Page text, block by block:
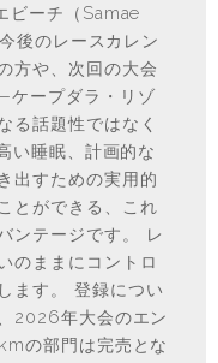
ビーチ（Samae
後のレースカレン
方や、次回の大会
ケープダラ・リゾ
る話題性ではなく
い睡眠、計画的な
出すための実用的
とができる、これ
ンテージです。 レ
のままにコントロ
ます。 登録につい
2026年大会のエン
の部門は完売とな